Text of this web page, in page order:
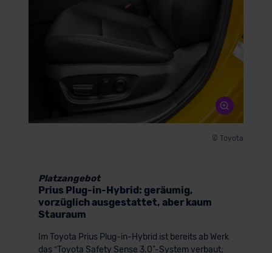
Grundlage eines Angemessenheitsbeschlusses der EU-
Kommission (Art. 45 Abs. 1 DSGVO), von
Standarddatenschutzklauseln (Art. 46 Abs. 2 lit. c
DSGVO) oder wenn Sie hierzu Ihre Einwilligung freiwillig
erteilen. Nähere Informationen zu den bestehenden
Datenschutzklauseln können Sie über den Kontakt zu
unserem Datenschutzbeauftragten unter
© Toyota
Platzangebot
Prius Plug-in-Hybrid: geräumig,
vorzüglich ausgestattet, aber kaum
Stauraum
Im Toyota Prius Plug-in-Hybrid ist bereits ab Werk
das ʺToyota Safety Sense 3.0"-System verbaut;